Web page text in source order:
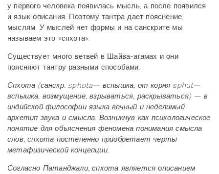
у первого человека появилась мысль, а после появился
и язык описания. Поэтому тантра дает пояснение
мыслям. У мыслей нет формы и на санскрите мы
называем это «спхота».
Существует много ветвей в Шайва-агамах и они
поясняют тантру разными способами.
Спхота (санскр. sphoṭa— вспышка, от корня sphuṭ—
вспышка, возмущение, взрываться, раскрываться) — в
индийской философии языка вечный и неделимый
архетип звука и смысла. Возникнув как психологическое
понятие для объяснения феномена понимания смысла
слов, спхота постепенно приобретает черты
метафизической концепции.
Согласно Патанджали, спхота является описанием